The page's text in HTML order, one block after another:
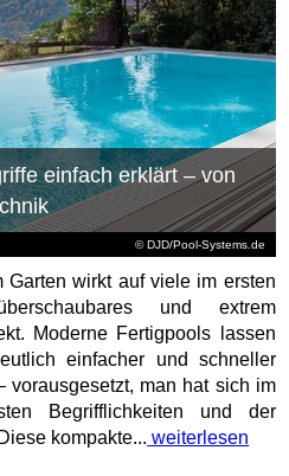
© DJD/Pool-Systems.de
einfach erklärt – von
wirkt auf viele im ersten
und extrem
Moderne Fertigpools lassen
einfacher und schneller
vorausgesetzt, man hat sich im
Begrifflichkeiten und der
kompakte... weiterlesen